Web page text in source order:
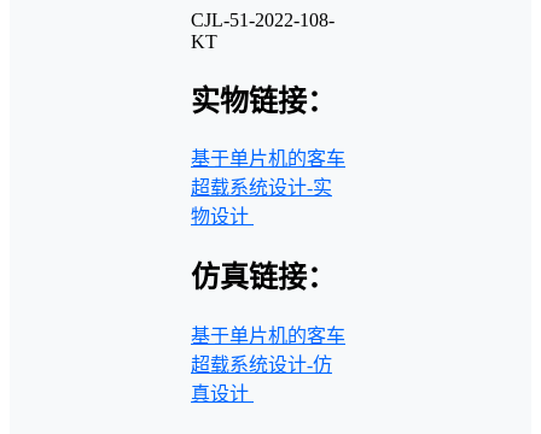
CJL-51-2022-108-
KT
实物链接：
基于单片机的客车
超载系统设计-实
物设计
仿真链接：
基于单片机的客车
超载系统设计-仿
真设计